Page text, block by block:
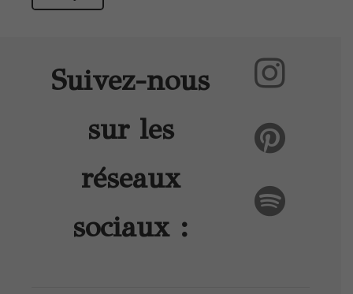
Suivez-nous
sur les
réseaux
sociaux :